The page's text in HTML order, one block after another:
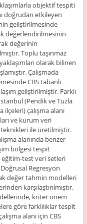
objektif tespiti
doğrudan etkileyen
geliştirilmesinde
değerlendirilmesinin
değerinin
Toplu taşınmaz
olarak bilinen
Çalışmada
CBS tabanlı
geliştirilmiştir. Farklı
(Pendik ve Tuzla
ilçeleri) çalışma alanı
ve kurum veri
ile üretilmiştir.
alanında benzer
bölgesi tespit
eğitim-test veri setleri
Regresyon
değer tahmin modelleri
karşılaştırılmıştır.
kriter önem
göre farklılıklar tespit
alanı için CBS